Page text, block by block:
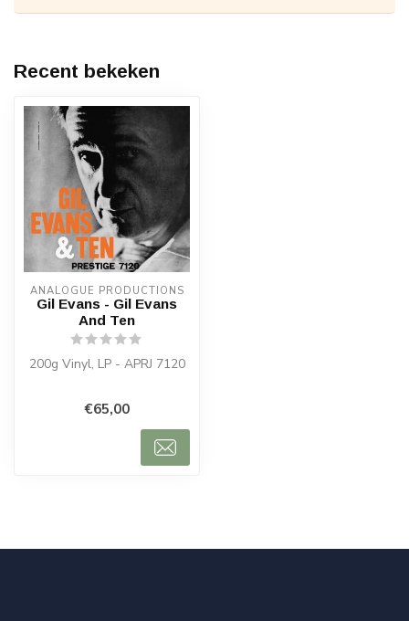
Recent bekeken
ANALOGUE PRODUCTIONS
Gil Evans - Gil Evans
And Ten
200g Vinyl, LP - APRJ 7120
€65,00